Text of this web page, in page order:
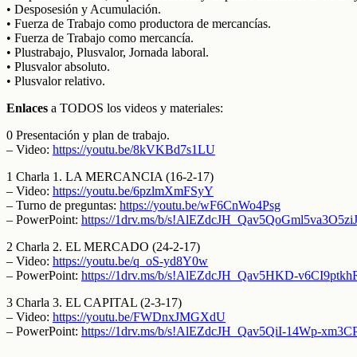
• Desposesión y Acumulación.
• Fuerza de Trabajo como productora de mercancías.
• Fuerza de Trabajo como mercancía.
• Plustrabajo, Plusvalor, Jornada laboral.
• Plusvalor absoluto.
• Plusvalor relativo.
Enlaces a TODOS los videos y materiales:
0 Presentación y plan de trabajo.
– Video: https://youtu.be/8kVKBd7s1LU
1 Charla 1. LA MERCANCIA (16-2-17)
– Video: https://youtu.be/6pzlmXmFSyY
– Turno de preguntas: https://youtu.be/wF6CnWo4Psg
– PowerPoint: https://1drv.ms/b/
2 Charla 2. EL MERCADO (24-2-17)
– Video: https://youtu.be/q_oS-yd8Y0w
– PowerPoint: https://1drv.ms/b/s!AlEZdcJH_Qav5HKD-
3 Charla 3. EL CAPITAL (2-3-17)
– Video: https://youtu.be/FWDnxJMGXdU
– PowerPoint: https://1drv.ms/b/s!AlEZdcJH_Qav5QiI-14Wp-